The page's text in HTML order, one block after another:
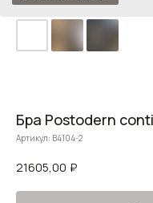
Бра Postodern
Артикул: B4104-2
21605,00 ₽